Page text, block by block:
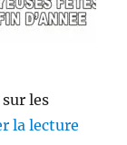
les
la lecture